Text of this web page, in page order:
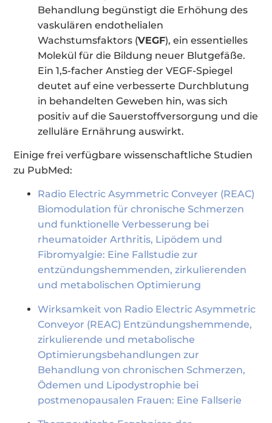
Behandlung begünstigt die Erhöhung des
vaskulären endothelialen
Wachstumsfaktors (VEGF), ein essentielles
Molekül für die Bildung neuer Blutgefäße.
Ein 1,5-facher Anstieg der VEGF-Spiegel
deutet auf eine verbesserte Durchblutung
in behandelten Geweben hin, was sich
positiv auf die Sauerstoffversorgung und die
zelluläre Ernährung auswirkt.
Einige frei verfügbare wissenschaftliche Studien
zu PubMed:
Radio Electric Asymmetric Conveyer (REAC)
Biomodulation für chronische Schmerzen
und funktionelle Verbesserung bei
rheumatoider Arthritis, Lipödem und
Fibromyalgie: Eine Fallstudie zur
entzündungshemmenden, zirkulierenden
und metabolischen Optimierung
Wirksamkeit von Radio Electric Asymmetric
Conveyor (REAC) Entzündungshemmende,
zirkulierende und metabolische
Optimierungsbehandlungen zur
Behandlung von chronischen Schmerzen,
Ödemen und Lipodystrophie bei
postmenopausalen Frauen: Eine Fallserie